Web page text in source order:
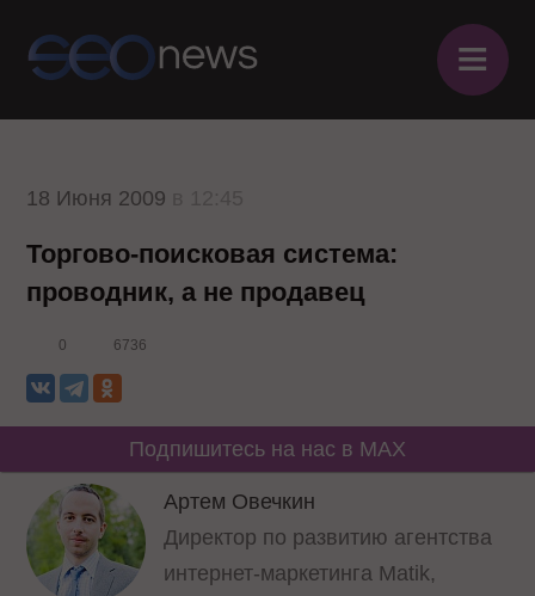
≡
18 Июня 2009
Торгово-поисковая система:
проводник, а не продавец
0 6736
Подпишитесь на нас в MAX
Артем Овечкин
Директор по развитию агентства
интернет-маркетинга Matik,